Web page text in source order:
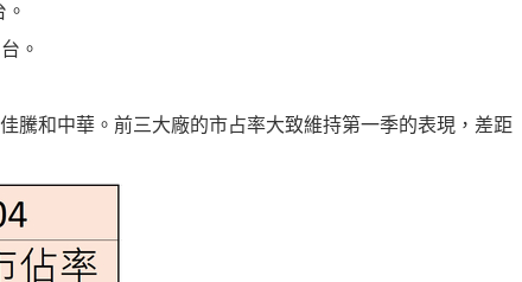
。
騰和中華。前三大廠的市占率大致維持第一季的表現，差距